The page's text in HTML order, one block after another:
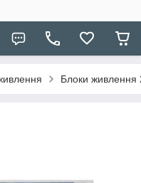
Блоки живлення